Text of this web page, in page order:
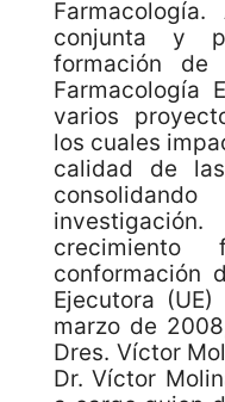
conjunta y
formación de
Farmacología
varios
los cuales
calidad de
crecimiento
conformación
Ejecutora
marzo de
Dres. Víctor
Dr. Víctor